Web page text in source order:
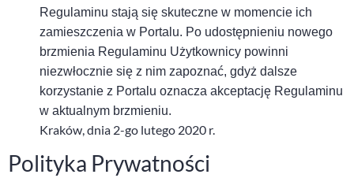
Regulaminu stają się skuteczne w momencie ich
zamieszczenia w Portalu. Po udostępnieniu nowego
brzmienia Regulaminu Użytkownicy powinni
niezwłocznie się z nim zapoznać, gdyż dalsze
korzystanie z Portalu oznacza akceptację Regulaminu
w aktualnym brzmieniu.
Kraków, dnia 2-go lutego 2020 r.
Polityka Prywatności